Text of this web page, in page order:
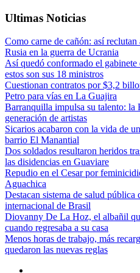
Ultimas Noticias
Como carne de cañón: así
Rusia en la guerra de Ucrania
Así quedó conformado el
estos son sus 18 ministros
Cuestionan contratos por $3,2
Petro para vías en La Guajira
Barranquilla impulsa su talento: la
generación de artistas
Sicarios acabaron con la vida de
barrio El Manantial
Dos soldados resultaron heridos
las disidencias en Guaviare
Repudio en el Cesar por
Aguachica
Destacan sistema de salud
internacional de Brasil
Diovanny De La Hoz, el albañil
cuando regresaba a su casa
Menos horas de trabajo, más
quedaron las nuevas reglas